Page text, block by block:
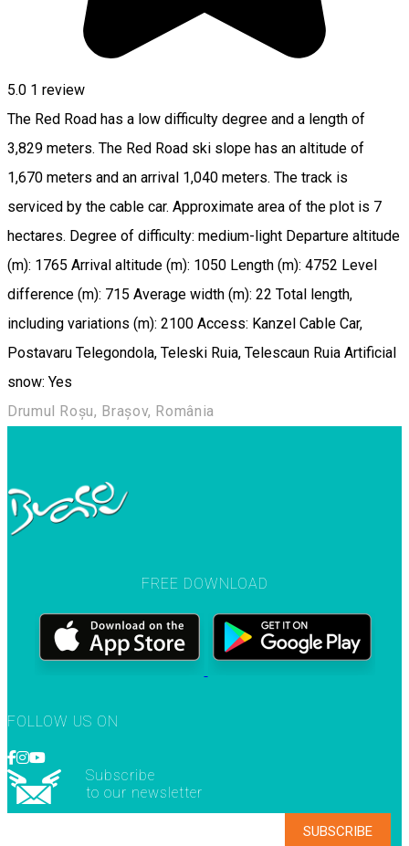
5.0 1 review
The Red Road has a low difficulty degree and a length of
3,829 meters. The Red Road ski slope has an altitude of
1,670 meters and an arrival 1,040 meters. The track is
serviced by the cable car. Approximate area of the plot is 7
hectares. Degree of difficulty: medium-light Departure altitude
(m): 1765 Arrival altitude (m): 1050 Length (m): 4752 Level
difference (m): 715 Average width (m): 22 Total length,
including variations (m): 2100 Access: Kanzel Cable Car,
Postavaru Telegondola, Teleski Ruia, Telescaun Ruia Artificial
snow: Yes
Drumul Roșu, Brașov, România
FREE DOWNLOAD
FOLLOW US ON
Subscribe
to our newsletter